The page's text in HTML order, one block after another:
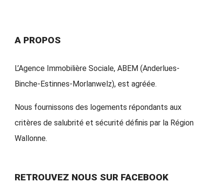
A PROPOS
L’Agence Immobilière Sociale, ABEM (Anderlues-
Binche-Estinnes-Morlanwelz), est agréée.
Nous fournissons des logements répondants aux
critères de salubrité et sécurité définis par la Région
Wallonne.
RETROUVEZ NOUS SUR FACEBOOK